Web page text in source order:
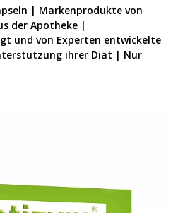
| Markenprodukte von
der Apotheke |
und von Experten entwickelte
ihrer Diät | Nur